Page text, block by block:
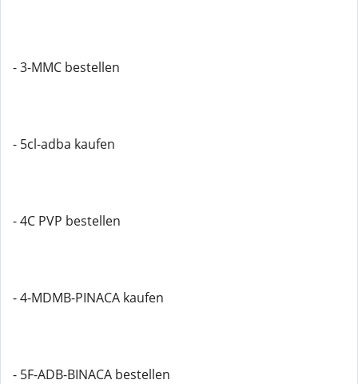
- 3-MMC bestellen
- 5cl-adba kaufen
- 4C PVP bestellen
- 4-MDMB-PINACA kaufen
- 5F-ADB-BINACA bestellen